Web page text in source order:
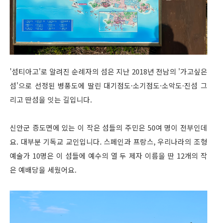
'섬티아고'로 알려진 순례자의 섬은 지난 2018년 전남의 '가고싶은
섬'으로 선정된 병풍도에 딸린 대기점도·소기점도·소악도·진섬 그
리고 딴섬을 잇는 길입니다.
신안군 증도면에 있는 이 작은 섬들의 주민은 50여 명이 전부인데
요. 대부분 기독교 교인입니다. 스페인과 프랑스, 우리나라의 조형
예술가 10명은 이 섬들에 예수의 열 두 제자 이름을 딴 12개의 작
은 예배당을 세웠어요.